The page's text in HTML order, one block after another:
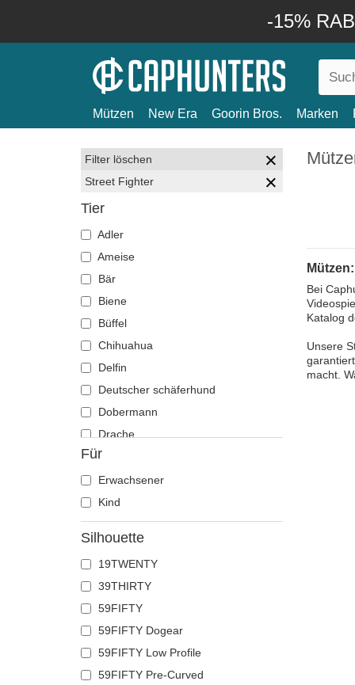
-15%
Mützen New Era Goorin Bros. Marken
Filter löschen
Street Fighter
Tier
Adler
Ameise
Bär
Biene
Büffel
Chihuahua
Delfin
Deutscher schäferhund
Dobermann
Drache
Eichhörnchen
Eidechse
Einhorn
Ente
Eule
Flamingo
Französische bulldogge
Fuchs
Geier
Gepard
Glühwürmchen
Für
Erwachsener
Kind
Silhouette
19TWENTY
39THIRTY
59FIFTY
59FIFTY Dogear
59FIFTY Low Profile
59FIFTY Pre-Curved
Bei
Katalog
Unsere
macht.